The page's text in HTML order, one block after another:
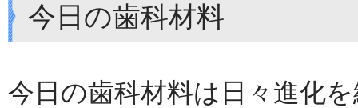
今日の歯科材料
今日の歯科材料は日々進化